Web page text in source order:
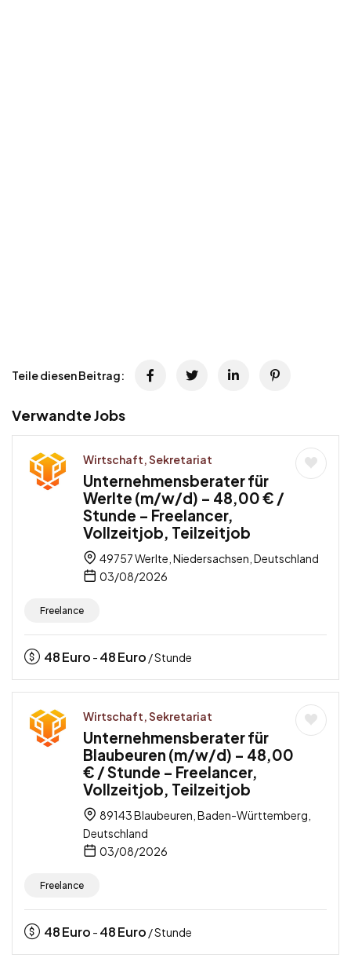
Teile diesen Beitrag:
Verwandte Jobs
Wirtschaft, Sekretariat
Unternehmensberater für
Werlte (m/w/d) – 48,00 € /
Stunde – Freelancer,
Vollzeitjob, Teilzeitjob
49757 Werlte, Niedersachsen, Deutschland
03/08/2026
Freelance
48Euro - 48Euro / Stunde
Wirtschaft, Sekretariat
Unternehmensberater für
Blaubeuren (m/w/d) – 48,00
€ / Stunde – Freelancer,
Vollzeitjob, Teilzeitjob
89143 Blaubeuren, Baden-Württemberg,
Deutschland
03/08/2026
Freelance
48Euro - 48Euro / Stunde